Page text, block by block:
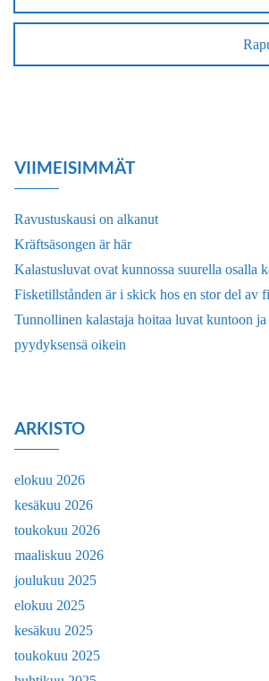
VIIMEISIMMÄT
Ravustuskausi on alkanut
Kräftsäsongen är här
Kalastusluvat ovat kunnossa suurella osalla
Fisketillstånden är i skick hos en stor del av
Tunnollinen kalastaja hoitaa luvat kuntoon ja
pyydyksensä oikein
ARKISTO
elokuu 2026
kesäkuu 2026
toukokuu 2026
maaliskuu 2026
joulukuu 2025
elokuu 2025
kesäkuu 2025
toukokuu 2025